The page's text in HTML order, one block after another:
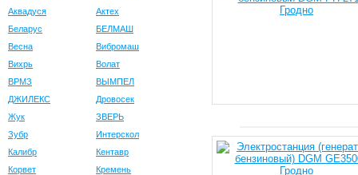
Аквадуся
Актех
Беларус
БЕЛМАШ
Весна
Вибромаш
Вихрь
Волат
ВРМЗ
ВЫМПЕЛ
ДЖИЛЕКС
Дровосек
Жук
ЗВЕРЬ
Зубр
Интерскол
Калибр
Кентавр
Корвет
Кремень